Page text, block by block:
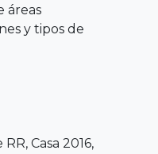
áreas
y tipos de
Casa 2016,